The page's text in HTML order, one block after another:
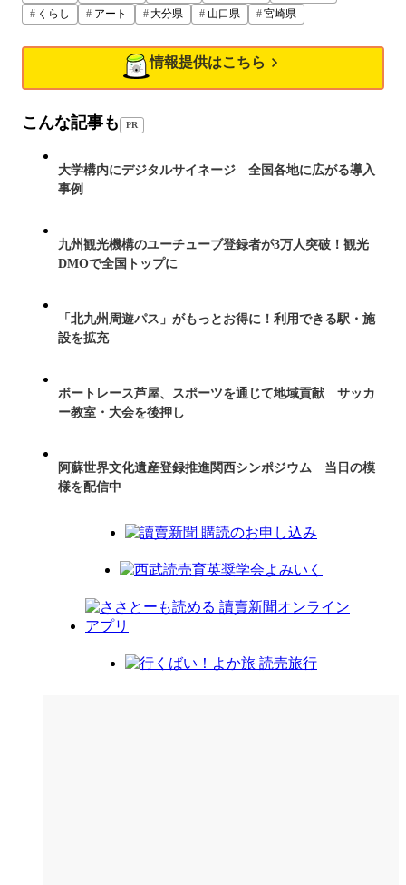
くらし
アート 大分県 山口県 宮崎県
情報提供はこちら
こんな記事も PR
大学構内にデジタルサイネージ 全国各地に広がる導入
事例
九州観光機構のユーチューブ登録者が3万人突破！観光
DMOで全国トップに
「北九州周遊パス」がもっとお得に！利用できる駅・施
設を拡充
ボートレース芦屋、スポーツを通じて地域貢献 サッカ
ー教室・大会を後押し
阿蘇世界文化遺産登録推進関西シンポジウム 当日の模
様を配信中